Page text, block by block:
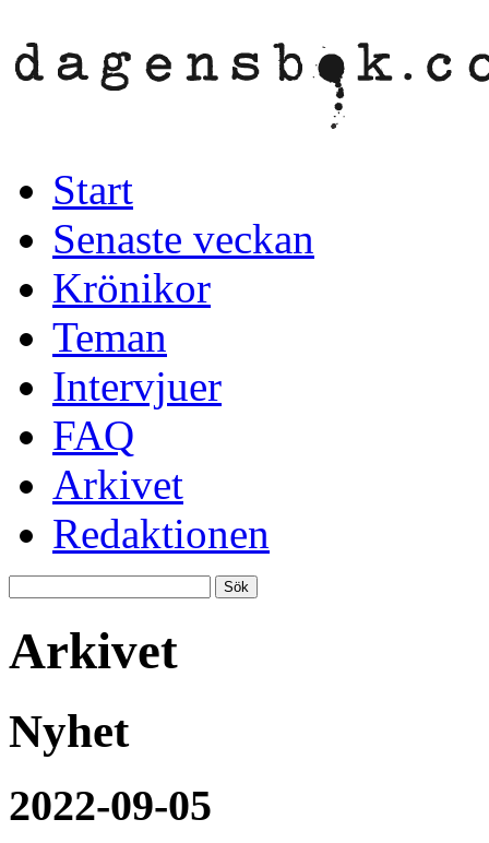
Start
Senaste veckan
Krönikor
Teman
Intervjuer
FAQ
Arkivet
Redaktionen
Arkivet
Nyhet
2022-09-05